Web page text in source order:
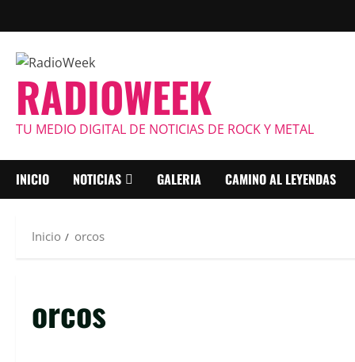
al
contenido
RADIOWEEK
TU MEDIO DIGITAL DE NOTICIAS DE ROCK Y METAL
INICIO NOTICIAS GALERIA CAMINO AL LEYENDAS
Inicio orcos
orcos